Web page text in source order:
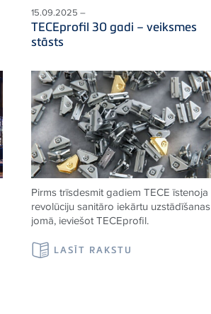
15.09.2025 –
TECEprofil 30 gadi – veiksmes
stāsts
Pirms trīsdesmit gadiem TECEīstenoja
revolūciju sanitāro iekārtu uzstādīšanas
jomā, ieviešotTECEprofil.
LASĪT RAKSTU